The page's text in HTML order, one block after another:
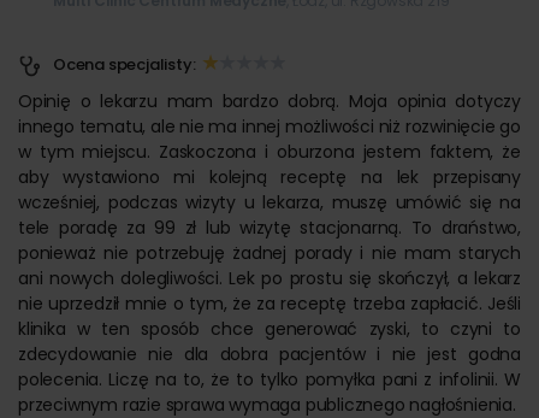
Ocena specjalisty:
Opinię o lekarzu mam bardzo dobrą. Moja opinia dotyczy
innego tematu, ale nie ma innej możliwości niż rozwinięcie go
w tym miejscu. Zaskoczona i oburzona jestem faktem, że
aby wystawiono mi kolejną receptę na lek przepisany
wcześniej, podczas wizyty u lekarza, muszę umówić się na
tele poradę za 99 zł lub wizytę stacjonarną. To draństwo,
ponieważ nie potrzebuję żadnej porady i nie mam starych
ani nowych dolegliwości. Lek po prostu się skończył, a lekarz
nie uprzedził mnie o tym, że za receptę trzeba zapłacić. Jeśli
klinika w ten sposób chce generować zyski, to czyni to
zdecydowanie nie dla dobra pacjentów i nie jest godna
polecenia. Liczę na to, że to tylko pomyłka pani z infolinii. W
przeciwnym razie sprawa wymaga publicznego nagłośnienia.